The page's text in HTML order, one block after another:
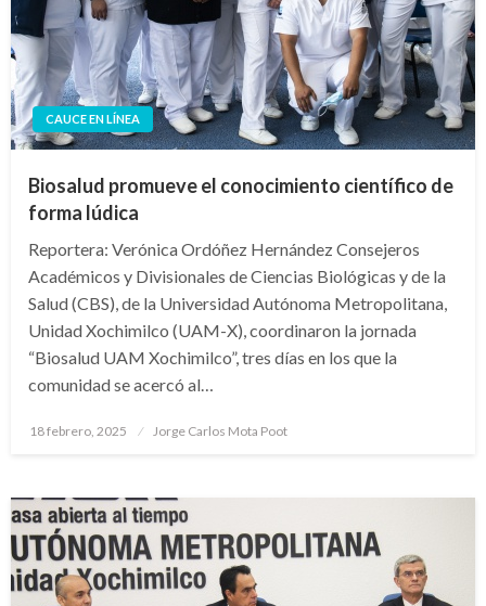
CAUCE EN LÍNEA
Biosalud promueve el conocimiento científico de
forma lúdica
Reportera: Verónica Ordóñez Hernández Consejeros
Académicos y Divisionales de Ciencias Biológicas y de la
Salud (CBS), de la Universidad Autónoma Metropolitana,
Unidad Xochimilco (UAM-X), coordinaron la jornada
“Biosalud UAM Xochimilco”, tres días en los que la
comunidad se acercó al…
Publicado
18 febrero, 2025 Jorge Carlos Mota Poot